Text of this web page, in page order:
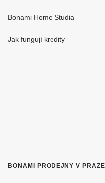
Bonami Home Studia
Jak fungují kredity
BONAMI PRODEJNY V PRAZE